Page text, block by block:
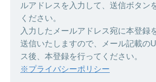
ルアドレスを入力して、送信ボタン
ください。
入力したメールアドレス宛に本登録
送信いたしますので、メール記載の
ス後、本登録を行ってください。
※プライバシーポリシー